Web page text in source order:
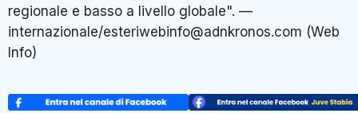
regionale e basso a livello globale". —
internazionale/esteriwebinfo@adnkronos.com (Web
Info)